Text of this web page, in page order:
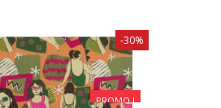
PROMO !
-30%